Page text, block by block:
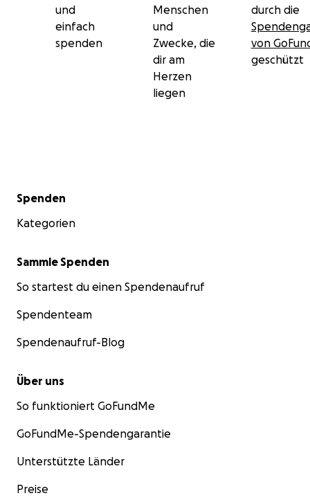
und
einfach
spenden
Menschen
und
Zwecke, die
dir am
Herzen
liegen
durch die
von
geschützt
Sekundärmenü
Spenden
Kategorien
Sammle Spenden
So startest du einen Spendenaufruf
Spendenteam
Spendenaufruf-Blog
Über uns
So funktioniert GoFundMe
GoFundMe-Spendengarantie
Unterstützte Länder
Preise